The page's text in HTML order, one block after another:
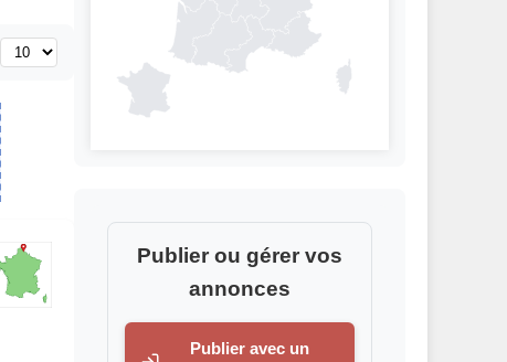
Publier ou gérer vos
annonces
Publier avec un